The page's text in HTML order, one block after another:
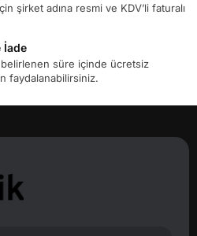
şirket adına resmi ve KDV’li faturalı
İade
belirlenen süre içinde ücretsiz
faydalanabilirsiniz.